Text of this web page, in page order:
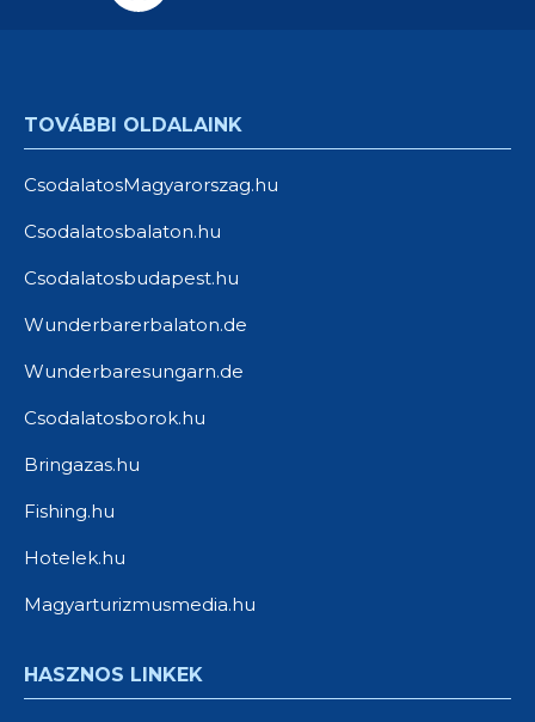
TOVÁBBI OLDALAINK
CsodalatosMagyarorszag.hu
Csodalatosbalaton.hu
Csodalatosbudapest.hu
Wunderbarerbalaton.de
Wunderbaresungarn.de
Csodalatosborok.hu
Bringazas.hu
Fishing.hu
Hotelek.hu
Magyarturizmusmedia.hu
HASZNOS LINKEK